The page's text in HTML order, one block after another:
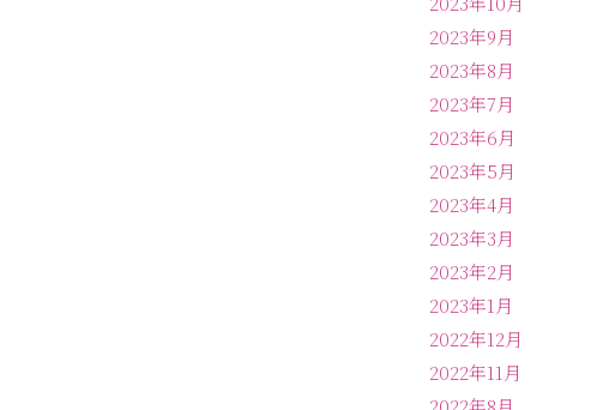
2023年9月
2023年8月
2023年7月
2023年6月
2023年5月
2023年4月
2023年3月
2023年2月
2023年1月
2022年12月
2022年11月